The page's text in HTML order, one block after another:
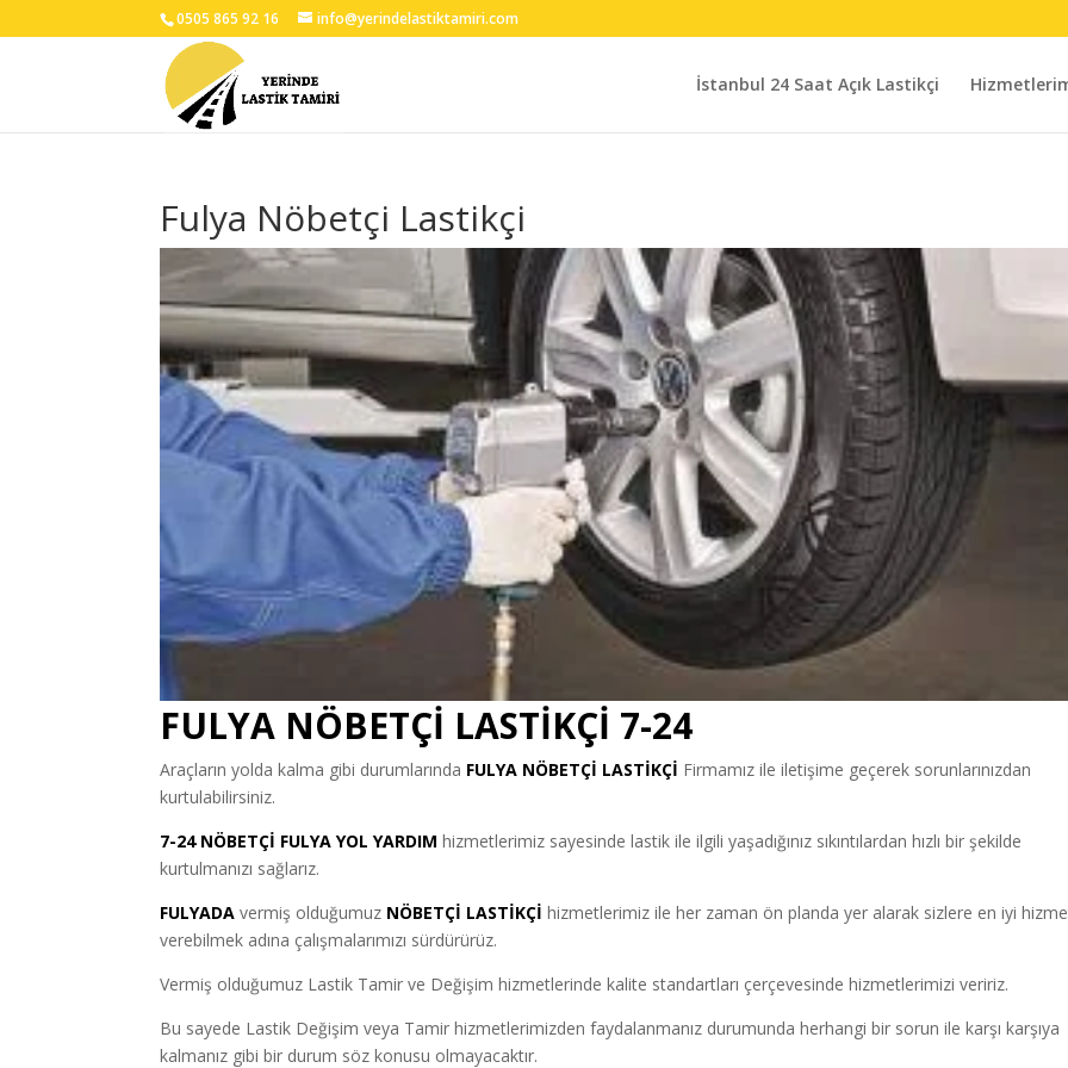
0505 865 92 16 info@yerindelastiktamiri.com
İstanbul 24 Saat Açık Lastikçi
Fulya Nöbetçi Lastikçi
FULYA NÖBETÇİ LASTİKÇİ 7-24
Araçların yolda kalma gibi durumlarında FULYA NÖBETÇİ LASTİKÇİ Firmamız ile iletişime geçerek sorunlarınızdan
kurtulabilirsiniz.
7-24 NÖBETÇİ FULYA YOL YARDIM hizmetlerimiz sayesinde lastik ile ilgili yaşadığınız sıkıntılardan hızlı bir şekilde
kurtulmanızı sağlarız.
FULYADA vermiş olduğumuz NÖBETÇİ LASTİKÇİ hizmetlerimiz ile her zaman ön planda yer alarak sizlere en iyi
verebilmek adına çalışmalarımızı sürdürürüz.
Vermiş olduğumuz Lastik Tamir ve Değişim hizmetlerinde kalite standartları çerçevesinde hizmetlerimizi veririz.
Bu sayede Lastik Değişim veya Tamir hizmetlerimizden faydalanmanız durumunda herhangi bir sorun ile karşı karşıya
kalmanız gibi bir durum söz konusu olmayacaktır.